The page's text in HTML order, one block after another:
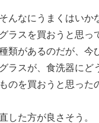
んなにうまくはいか
ラスを買おうと思っ
類があるのだが、今
ラスが、食洗器にど
のを買おうと思っ
した方が良さそう。